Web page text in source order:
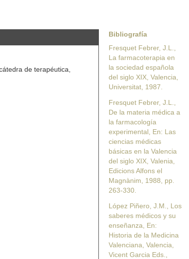
de terapéutica,
Bibliografía
Fresquet Febrer, J.L.,
La farmacoterapia en
la sociedad española
del siglo XIX, Valencia,
Universitat, 1987.
Fresquet Febrer, J.L.,
De la materia médica a
la farmacología
experimental, En: Las
ciencias médicas
básicas en la Valencia
del siglo XIX, Valenia,
Edicions Alfons el
Magnànim, 1988, pp.
263-330.
López Piñero, J.M., Los
saberes médicos y su
enseñanza, En:
Historia de la Medicina
Valenciana, Valencia,
Vicent Garcia Eds.,